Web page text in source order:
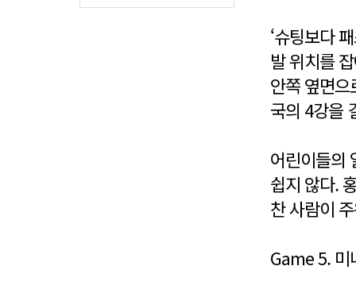
‘슈팅보다
발 위치를
안쪽 옆면
국의 4강을
어린이들의
쉽지 않다.
찬 사람이
Game 5. 미